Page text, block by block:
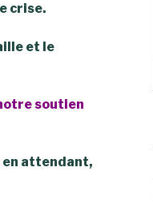
crise.
et le
soutien
en attendant,